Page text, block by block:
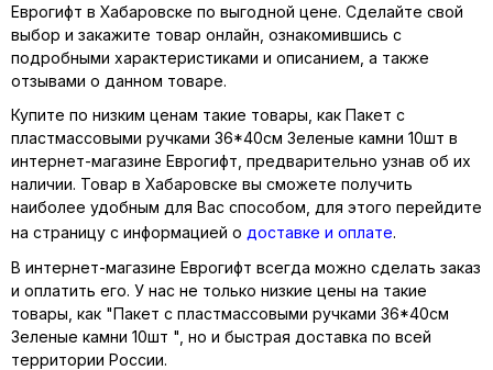
Еврогифт в Хабаровске по выгодной цене. Сделайте свой
выбор и закажите товар онлайн, ознакомившись с
подробными характеристиками и описанием, а также
отзывами о данном товаре.
Купите по низким ценам такие товары, как Пакет с
пластмассовыми ручками 36*40см Зеленые камни 10шт в
интернет-магазине Еврогифт, предварительно узнав об их
наличии. Товар в Хабаровске вы сможете получить
наиболее удобным для Вас способом, для этого перейдите
на страницу с информацией о доставке и оплате.
В интернет-магазине Еврогифт всегда можно сделать заказ
и оплатить его. У нас не только низкие цены на такие
товары, как "Пакет с пластмассовыми ручками 36*40см
Зеленые камни 10шт ", но и быстрая доставка по всей
территории России.